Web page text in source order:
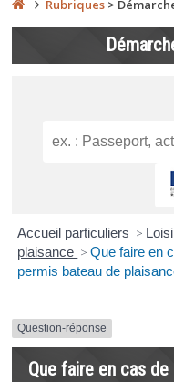
Rubriques >
Accueil particuliers >
plaisance > Que faire en
permis bateau de
Question-réponse
Que faire en cas